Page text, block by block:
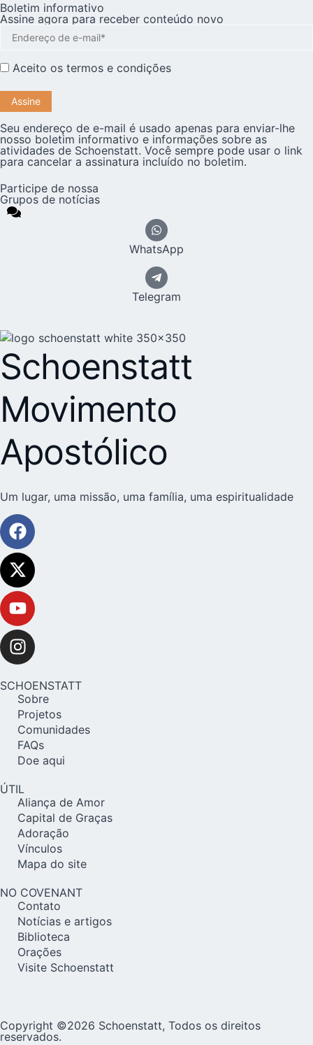
Boletim informativo
Assine agora para receber conteúdo novo
Aceito os termos e condições
Seu endereço de e-mail é usado apenas para enviar-lhe
nosso boletim informativo e informações sobre as
atividades de Schoenstatt. Você sempre pode usar o link
para cancelar a assinatura incluído no boletim.
Participe de nossa
Grupos de notícias
WhatsApp
Telegram
Schoenstatt
Movimento
Apostólico
Um lugar, uma missão, uma família, uma espiritualidade
SCHOENSTATT
Sobre
Projetos
Comunidades
FAQs
Doe aqui
ÚTIL
Aliança de Amor
Capital de Graças
Adoração
Vínculos
Mapa do site
NO COVENANT
Contato
Notícias e artigos
Biblioteca
Orações
Visite Schoenstatt
Copyright ©2026 Schoenstatt, Todos os direitos
reservados.